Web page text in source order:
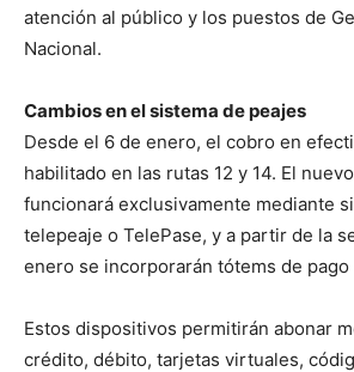
atención al público y los puestos de
Nacional.
Cambios en el sistema de peajes
Desde el 6 de enero, el cobro en
habilitado en las rutas 12 y 14. El
funcionará exclusivamente mediante
telepeaje o TelePase, y a partir de la
enero se incorporarán tótems de
Estos dispositivos permitirán abonar
crédito, débito, tarjetas virtuales,